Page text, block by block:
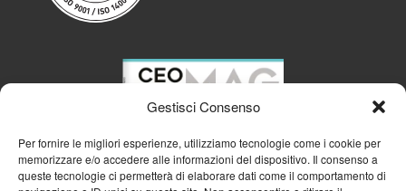
Gestisci Consenso
Per fornire le migliori esperienze, utilizziamo tecnologie come i cookie per
memorizzare e/o accedere alle informazioni del dispositivo. Il consenso a
queste tecnologie ci permetterà di elaborare dati come il comportamento di